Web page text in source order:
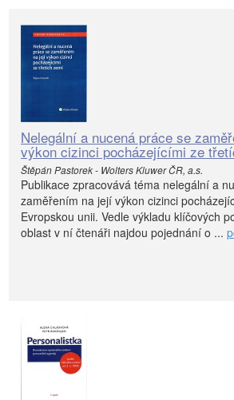
Nelegální a nucená práce se
výkon cizinci pocházejícími ze
Štěpán Pastorek - Wolters Kluwer ČR, a.s.
Publikace zpracovává téma nelegální a
zaměřením na její výkon cizinci
Evropskou unii. Vedle výkladu klíčových
oblast v ní čtenáři najdou pojednání o ...